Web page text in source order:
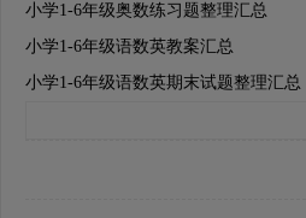
小学1-6年级奥数练习题整理汇总
小学1-6年级语数英教案汇总
小学1-6年级语数英期末试题整理汇总